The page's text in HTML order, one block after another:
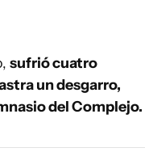
sufrió cuatro
un desgarro,
del Complejo.